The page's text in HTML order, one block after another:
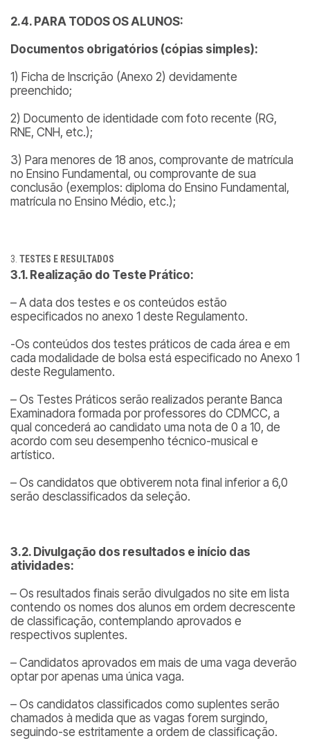
2.4. PARA TODOS OS ALUNOS:
Documentos obrigatórios (cópias simples):
1) Ficha de Inscrição (Anexo 2) devidamente
preenchido;
2) Documento de identidade com foto recente (RG,
RNE, CNH, etc.);
3) Para menores de 18 anos, comprovante de matrícula
no Ensino Fundamental, ou comprovante de sua
conclusão (exemplos: diploma do Ensino Fundamental,
matrícula no Ensino Médio, etc.);
TESTES E RESULTADOS
3.1. Realização do Teste Prático:
– A data dos testes e os conteúdos estão
especificados no anexo 1 deste Regulamento.
-Os conteúdos dos testes práticos de cada área e em
cada modalidade de bolsa está especificado no Anexo 1
deste Regulamento.
– Os Testes Práticos serão realizados perante Banca
Examinadora formada por professores do CDMCC, a
qual concederá ao candidato uma nota de 0 a 10, de
acordo com seu desempenho técnico-musical e
artístico.
– Os candidatos que obtiverem nota final inferior a 6,0
serão desclassificados da seleção.
3.2. Divulgação dos resultados e início das
atividades:
– Os resultados finais serão divulgados no site em lista
contendo os nomes dos alunos em ordem decrescente
de classificação, contemplando aprovados e
respectivos suplentes.
– Candidatos aprovados em mais de uma vaga deverão
optar por apenas uma única vaga.
– Os candidatos classificados como suplentes serão
chamados à medida que as vagas forem surgindo,
seguindo-se estritamente a ordem de classificação.